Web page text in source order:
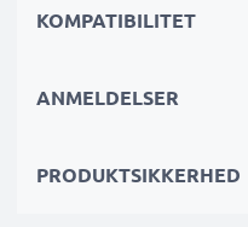
strøm til intensive,
Vælg CELLONIC og gå
KOMPATIBILITET
ANMELDELSER
PRODUKTSIKKERHED